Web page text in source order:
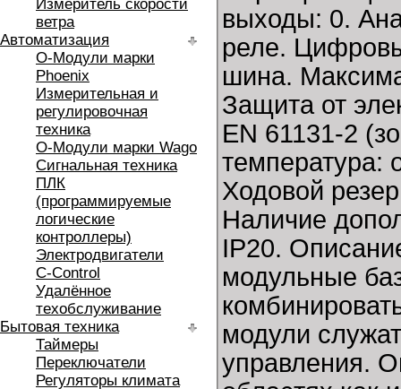
Измеритель скорости
ветра
Автоматизация
O-Модули марки
Phoenix
Измерительная и
регулировочная
техника
O-Модули марки Wago
Сигнальная техника
ПЛК
(программируемые
логические
контроллеры)
Электродвигатели
C-Control
Удалённое
техобслуживание
Бытовая техника
Таймеры
Переключатели
Регуляторы климата
выходы: 0.
реле.
шина.
Защита от
EN 61131-2
температура:
Ходовой
Наличие
IP20.
модульные
модули
управления.